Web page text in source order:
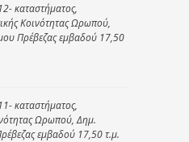
καταστήματος,
Κοινότητας Ωρωπού,
Πρέβεζας εμβαδού 17,50
καταστήματος,
Ωρωπού, Δημ.
εμβαδού 17,50 τ.μ.